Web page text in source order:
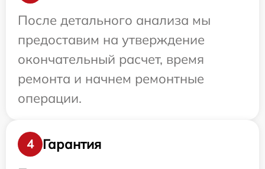
После детального анализа мы
предоставим на утверждение
окончательный расчет, время
ремонта и начнем ремонтные
операции.
4
Гарантия